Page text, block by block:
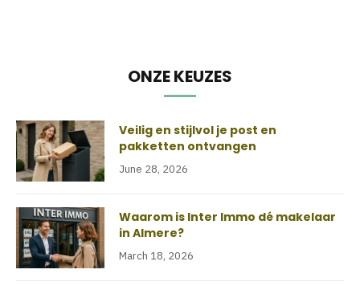
ONZE KEUZES
Veilig en stijlvol je post en
pakketten ontvangen
June 28, 2026
Waarom is Inter Immo dé makelaar
in Almere?
March 18, 2026